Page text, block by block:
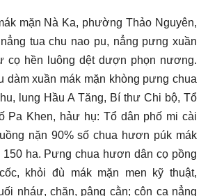
mặn Nà Ka, phường Thảo Nguyên,
tua chu nao pu, nẳng pưng xuần
cọ hền luông dệt dượn phọn nương.
dàm xuần mák mặn khòng pưng chua
lung Hầu A Tăng, Bí thư Chi bộ, Tổ
Pa Khen, hảư hụ: Tổ dân phố mi cài
nặn 90% số chua hươn púk mák
150 ha. Pưng chua hươn dân cọ pồng
khỏi đù mák mặn men kỹ thuật,
nháư, chăn, pâng cằn; côn cạ nẳng